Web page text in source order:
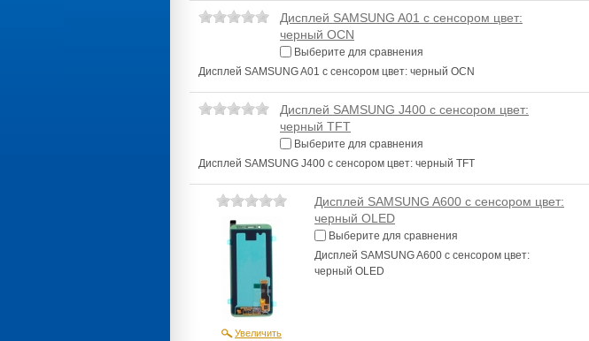
Дисплей SAMSUNG A01 с сенсором цвет:
черный OCN
Выберите для сравнения
Дисплей SAMSUNG A01 с сенсором цвет: черный OCN
Дисплей SAMSUNG J400 с сенсором цвет:
черный TFT
Выберите для сравнения
Дисплей SAMSUNG J400 с сенсором цвет: черный TFT
Увеличить
Дисплей SAMSUNG A600 с сенсором цвет:
черный OLED
Выберите для сравнения
Дисплей SAMSUNG A600 с сенсором цвет:
черный OLED